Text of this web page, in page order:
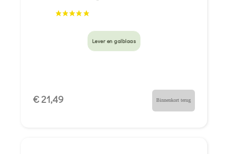
Lever en galblaas
€ 21,49 Binnenkort terug